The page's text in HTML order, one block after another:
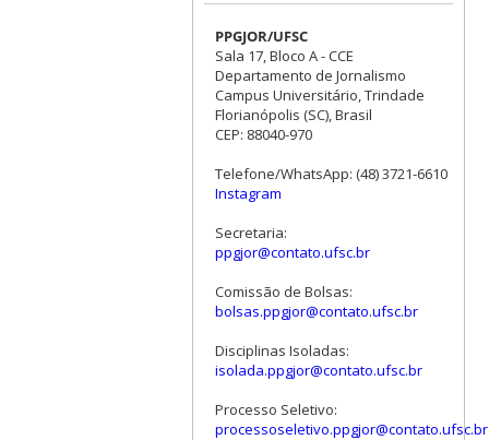
PPGJOR/UFSC
Sala 17, Bloco A - CCE
Departamento de Jornalismo
Campus Universitário, Trindade
Florianópolis (SC), Brasil
CEP: 88040-970
Telefone/WhatsApp: (48) 3721-6610
Instagram
Secretaria:
ppgjor@contato.ufsc.br
Comissão de Bolsas:
bolsas.ppgjor@contato.ufsc.br
Disciplinas Isoladas:
isolada.ppgjor@contato.ufsc.br
Processo Seletivo:
processoseletivo.ppgjor@contato.ufsc.br